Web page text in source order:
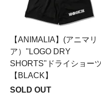
【ANIMALIA】(アニマリ
ア）"LOGO DRY
SHORTS"ドライショー
【BLACK】
SOLD OUT